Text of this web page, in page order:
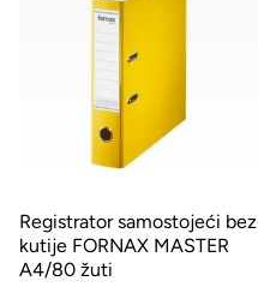
Registrator samostojeći bez
kutije FORNAX MASTER
A4/80 žuti